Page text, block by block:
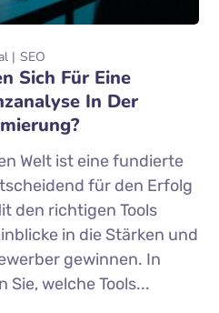
SEO
Sich Für Eine
In Der
Welt ist eine fundierte
für den Erfolg
den richtigen Tools
in die Stärken und
gewinnen. In
welche Tools...